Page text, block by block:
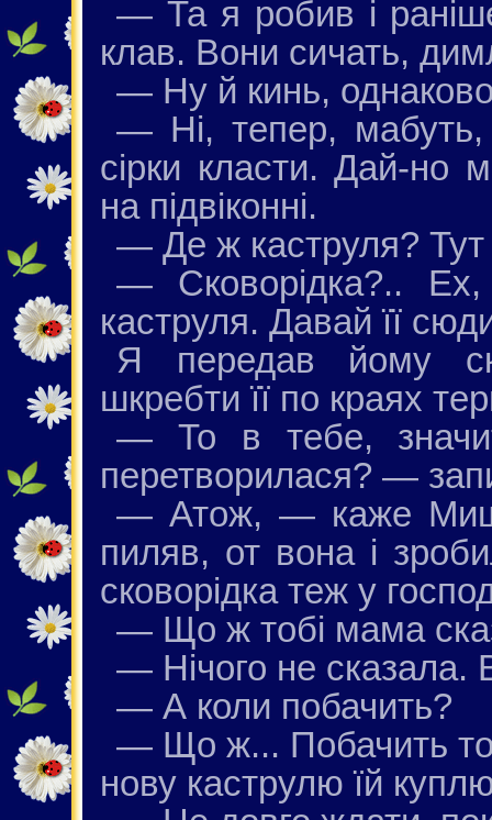
— Та я робив і
клав. Вони сичать,
— Ну й кинь,
— Ні, тепер, мабуть,
сірки класти. Дай-но
на підвіконні.
— Де ж каструля? Тут
— Сковорідка?..
каструля. Давай її
Я передав йому
шкребти її по краях
— То в тебе,
перетворилася? —
— Атож, — каже
пиляв, от вона і
сковорідка теж у
— Що ж тобі мама
— Нічого не
— А коли побачить?
— Що ж... Побачить то
нову каструлю їй